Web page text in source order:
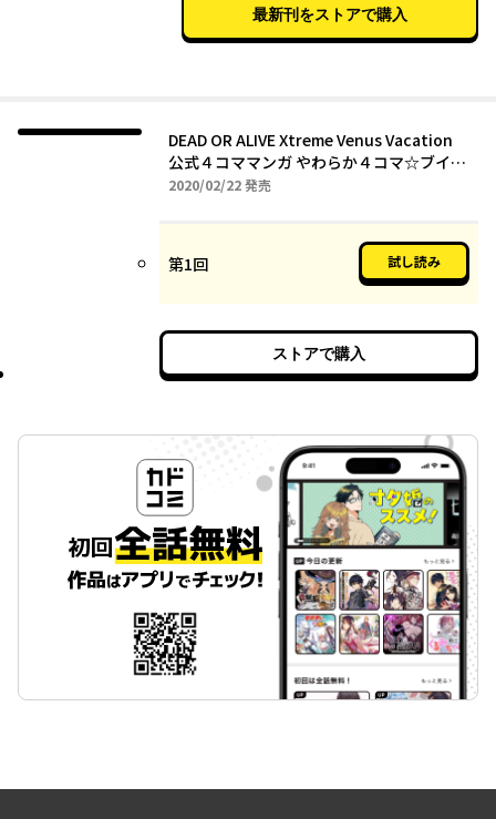
最新刊をストアで購入
DEAD OR ALIVE Xtreme Venus Vacation
公式４コママンガ やわらか４コマ☆ブイブ
イ
2020/02/222020年02月22日
発売
第1回 試し読み
ストアで購入